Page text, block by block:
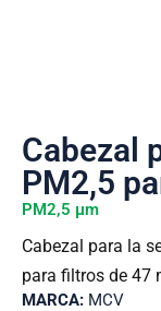
Cabezal
PM2,5
PM2,5 µm
Cabezal para la
para filtros de 47
MARCA: MCV